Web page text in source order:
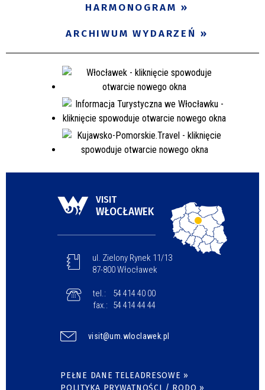
HARMONOGRAM
ARCHIWUM WYDARZEŃ
VISIT
WŁOCŁAWEK
ul. Zielony Rynek 11/13
87-800 Włocławek
tel.:
54 414 40 00
fax.:
54 414 44 44
visit@um.wloclawek.pl
PEŁNE DANE TELEADRESOWE »
POLITYKA PRYWATNOŚCI / RODO »